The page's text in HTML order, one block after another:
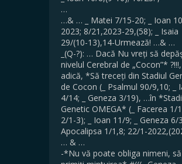
…
…& … _ Matei 7/15-20; _ Ioan
2023; 8/21,2023-29,(58); _ Isaia
29/(10-13),14-Urmează! …& …
_(Q-?): … Dacă Nu vreți să
nivelul Cerebral de „Cocon”*
adică, *Să treceți din Stadiul
de Cocon (_ Psalmul 90/9,10; _
4/14; _ Geneza 3/19), …în
Genetic OMEGA* (_ Facerea 1/
2/1-3); _ Ioan 11/9; _ Geneza 6/3;
Apocalipsa 1/1,8; 22/1-
… & …
-*Nu vă poate obliga nimeni, să